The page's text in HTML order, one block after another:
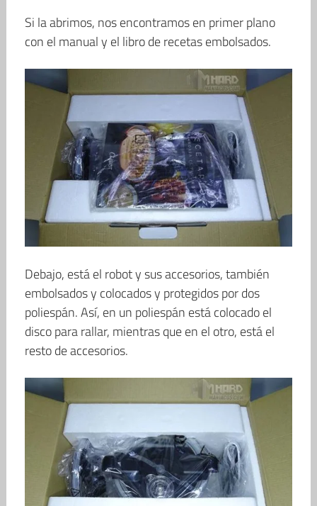
Si la abrimos, nos encontramos en primer plano
con el manual y el libro de recetas embolsados.
Debajo, está el robot y sus accesorios, también
embolsados y colocados y protegidos por dos
poliespán. Así, en un poliespán está colocado el
disco para rallar, mientras que en el otro, está el
resto de accesorios.